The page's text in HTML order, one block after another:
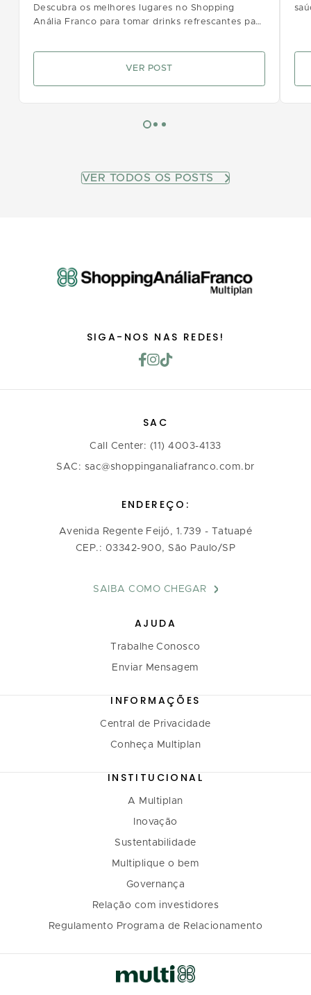
VER TODOS OS POSTS
Descubra os melhores lugares no Shopping
Anália Franco para tomar drinks refrescantes para
VER POST
SIGA-NOS NAS REDES!
SAC
Call Center: (11) 4003-4133
SAC: sac@shoppinganaliafranco.com.br
ENDEREÇO:
Avenida Regente Feijó, 1.739 - Tatuapé
CEP.: 03342-900, São Paulo/SP
SAIBA COMO CHEGAR
AJUDA
Trabalhe Conosco
Enviar Mensagem
INFORMAÇÕES
Central de Privacidade
Conheça Multiplan
INSTITUCIONAL
A Multiplan
Inovação
Sustentabilidade
Multiplique o bem
Governança
Relação com investidores
Regulamento Programa de Relacionamento